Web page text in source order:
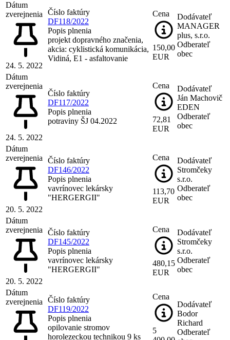
Dátum
zverejnenia
24. 5. 2022
Číslo faktúry
DF118/2022
Popis plnenia
projekt dopravného značenia,
akcia: cyklistická komunikácia,
Vidiná, E1 - asfaltovanie
Cena
150,00
EUR
Dodávateľ
MANAGER
plus, s.r.o.
Odberateľ
obec
Dátum
zverejnenia
24. 5. 2022
Číslo faktúry
DF117/2022
Popis plnenia
potraviny ŠJ 04.2022
Cena
72,81
EUR
Dodávateľ
Ján Machovič
EDEN
Odberateľ
obec
Dátum
zverejnenia
20. 5. 2022
Číslo faktúry
DF146/2022
Popis plnenia
vavrínovec lekársky
"HERGERGII"
Cena
113,70
EUR
Dodávateľ
Stromčeky
s.r.o.
Odberateľ
obec
Dátum
zverejnenia
20. 5. 2022
Číslo faktúry
DF145/2022
Popis plnenia
vavrínovec lekársky
"HERGERGII"
Cena
480,15
EUR
Dodávateľ
Stromčeky
s.r.o.
Odberateľ
obec
Dátum
zverejnenia Číslo faktúry
DF119/2022
Popis plnenia
opilovanie stromov
horolezeckou technikou 9 ks
Cena
5
Dodávateľ
Bodor
Richard
Odberateľ